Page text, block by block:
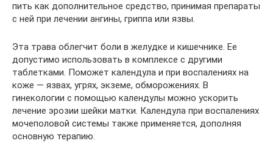
пить как дополнительное средство, принимая препараты
с ней при лечении ангины, гриппа или язвы.
Эта трава облегчит боли в желудке и кишечнике. Ее
допустимо использовать в комплексе с другими
таблетками. Поможет календула и при воспалениях на
коже — язвах, угрях, экземе, обморожениях. В
гинекологии с помощью календулы можно ускорить
лечение эрозии шейки матки. Календула при воспалениях
мочеполовой системы также применяется, дополняя
основную терапию.